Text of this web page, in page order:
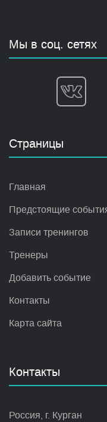
Мы в соц. сетях
Страницы
Главная
Предстоящие
Записи тренингов
Тренеры
Добавить событие
Контакты
Карта сайта
Контакты
Россия, г. Курган